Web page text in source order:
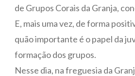
de Grupos Corais da Granja,
E, mais uma vez, de forma
quão importante é o papel da
formação dos grupos.
Nesse dia, na freguesia da